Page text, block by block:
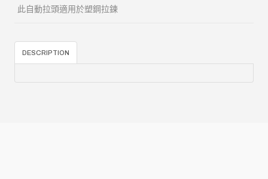
此自動拉頭適用於塑鋼拉鍊
DESCRIPTION